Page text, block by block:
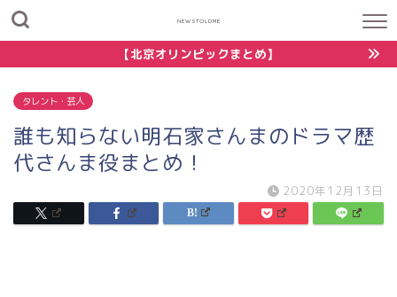
NEWSTOLDME
【北京オリンピックまとめ】
タレント・芸人
誰も知らない明石家さんまのドラマ歴
代さんま役まとめ！
2020年12月13日